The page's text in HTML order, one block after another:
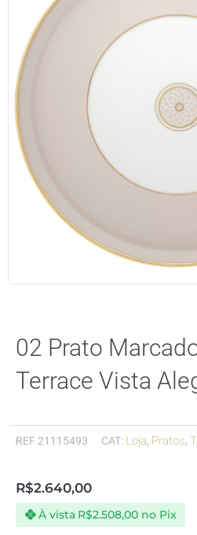
02 Prato
Terrace Vista
REF 21115493 CAT: Loja, Pratos,
R$2.640,00
À vista R$2.508,00 no Pix